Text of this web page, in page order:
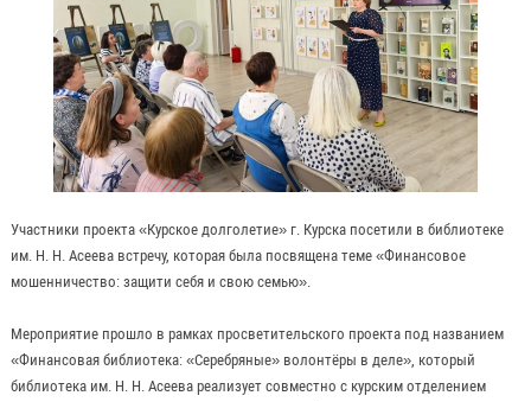
Участники проекта «Курское долголетие» г. Курска посетили в библиотеке
им. Н. Н. Асеева встречу, которая была посвящена теме «Финансовое
мошенничество: защити себя и свою семью».
Мероприятие прошло в рамках просветительского проекта под названием
«Финансовая библиотека: «Серебряные» волонтёры в деле», который
библиотека им. Н. Н. Асеева реализует совместно с курским отделением